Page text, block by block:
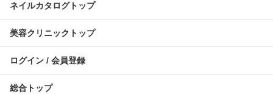
ネイルカタログトップ
美容クリニックトップ
ログイン / 会員登録
総合トップ